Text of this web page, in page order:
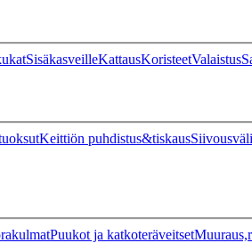
SisäkasveilleKattausKoristeetValaistus
Keittiön puhdistus&tiskaus
Puukot ja katkoteräveitset